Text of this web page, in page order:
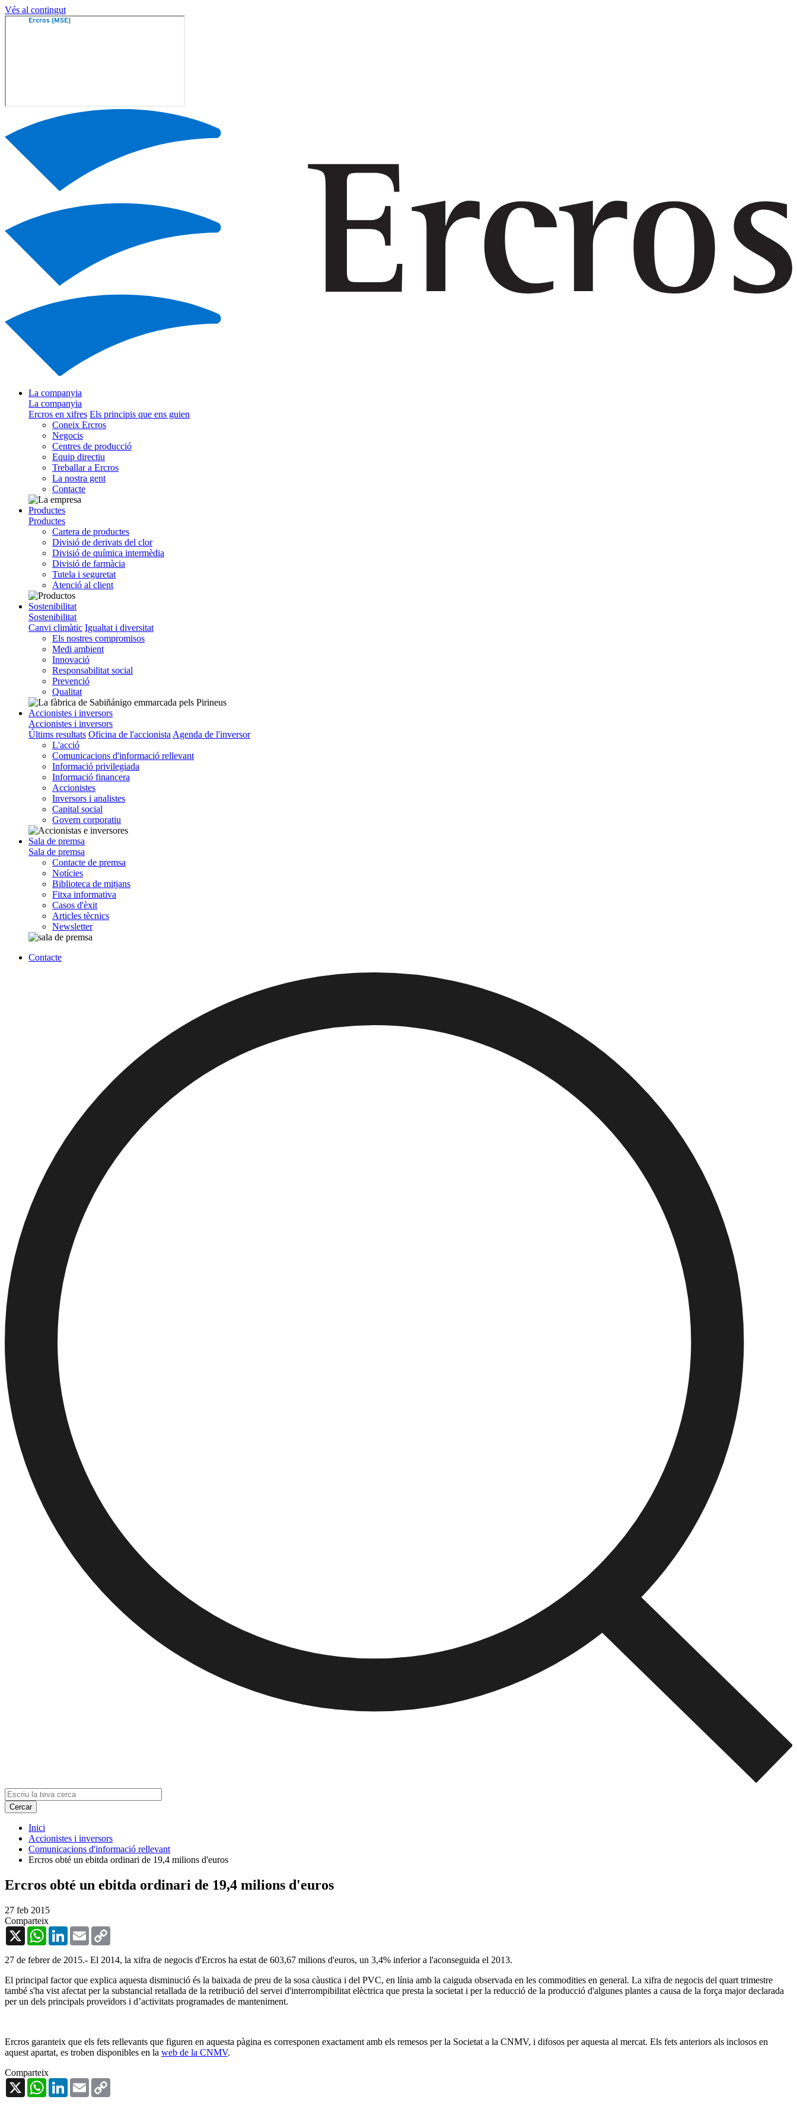
Vés al contingut
La companyia
La companyia
Ercros en xifres Els principis que ens guien
Coneix Ercros
Negocis
Centres de producció
Equip directiu
Treballar a Ercros
La nostra gent
Contacte
Productes
Productes
Cartera de productes
Divisió de derivats del clor
Divisió de química intermèdia
Divisió de farmàcia
Tutela i seguretat
Atenció al client
Sostenibilitat
Sostenibilitat
Canvi climàtic Igualtat i diversitat
Els nostres compromisos
Medi ambient
Innovació
Responsabilitat social
Prevenció
Qualitat
Accionistes i inversors
Accionistes i inversors
Últims resultats Oficina de l'accionista Agenda de l'inversor
L'acció
Comunicacions d'informació rellevant
Informació privilegiada
Informació financera
Accionistes
Inversors i analistes
Capital social
Govern corporatiu
Sala de premsa
Sala de premsa
Contacte de premsa
Notícies
Biblioteca de mitjans
Fitxa informativa
Casos d'èxit
Articles tècnics
Newsletter
Contacte
Inici
Accionistes i inversors
Comunicacions d'informació rellevant
Ercros obté un ebitda ordinari de 19,4 milions d'euros
Ercros obté un ebitda ordinari de 19,4 milions d'euros
27 feb 2015
Comparteix
X
WhatsAppLinkedInEmail
27 de febrer de 2015.- El 2014, la xifra de negocis d'Ercros ha estat de 603,67 milions d'euros, un 3,4% inferior a l'aconseguida el 2013.
El principal factor que explica aquesta disminució és la baixada de preu de la sosa càustica i del PVC, en línia amb la caiguda observada en les commodities en general. La xifra de negocis del quart trimestre
també s'ha vist afectat per la substancial retallada de la retribució del servei d'interrompibilitat elèctrica que presta la societat i per la reducció de la producció d'algunes plantes a causa de la força major declarada
per un dels principals proveïdors i d’activitats programades de manteniment.
Ercros garanteix que els fets rellevants que figuren en aquesta pàgina es corresponen exactament amb els remesos per la Societat a la CNMV, i difosos per aquesta al mercat. Els fets anteriors als inclosos en
aquest apartat, es troben disponibles en la web de la CNMV.
Comparteix
X
WhatsAppLinkedInEmail